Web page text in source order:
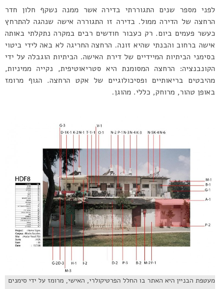
לפני מספר שנים התגוררתי בדירה אשר ממנה נשקף חלון חדר
הרחצה של הדירה ממול. בדירה זו התגוררה אישה שנהגה להתרחץ
כעשר פעמים ביום. רק כעבור חודשים רבים במקרה נתקלתי באותה
אישה ברחוב והבנתי שהיא זונה. הרחצה החריגה לא באה לידי ביטוי
בסימני הביתיות המיידיים של דירת האישה. הביתיות הוגבלה על ידי
הקונבנציה: הרחצה המסומנת היא סטריאוטיפית, נקייה ממיניות,
מהיבטים בריאותיים ופסיכולוגיים של אקט הרחצה. הגוף מרומז
באופן טהור, מרוחק, כללי. מהוגן.
מעטפת הבניין היא האתר בו החלל הפרטיקולרי, האישי, מרומז על ידי סימנים